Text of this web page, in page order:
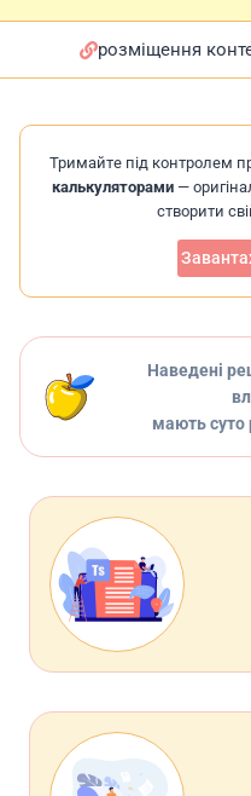
розміщення
Тримайте під контролем
калькуляторами —
створити
Наведені
мають суто